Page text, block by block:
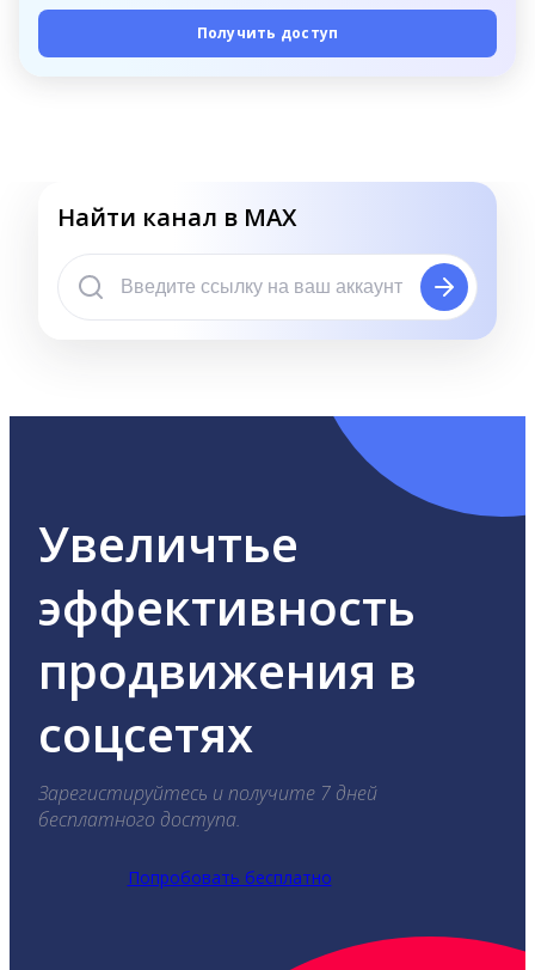
Получить доступ
Найти канал в MAX
Увеличтье
эффективность
продвижения в
соцсетях
Зарегистируйтесь и получите 7 дней
бесплатного доступа.
Попробовать бесплатно